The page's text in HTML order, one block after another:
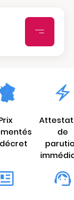
de